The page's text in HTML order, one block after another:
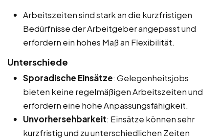
Arbeitszeiten sind stark an die kurzfristigen
Bedürfnisse der Arbeitgeber angepasst und
erfordern ein hohes Maß an Flexibilität.
Unterschiede
Sporadische Einsätze: Gelegenheitsjobs
bieten keine regelmäßigen Arbeitszeiten und
erfordern eine hohe Anpassungsfähigkeit.
Unvorhersehbarkeit: Einsätze können sehr
kurzfristig und zu unterschiedlichen Zeiten